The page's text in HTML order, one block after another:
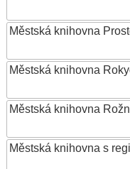
Městská knihovna
Městská knihovna
Městská knihovna
Městská knihovna s